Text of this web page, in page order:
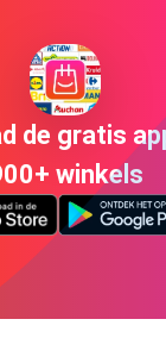
de gratis
winkels